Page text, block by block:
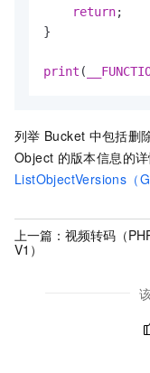
return;
}
print (
列举 Bucket 中包括删
Object 的版本信息的
ListObjectVersions（
上一篇： 视频转码（
V1）